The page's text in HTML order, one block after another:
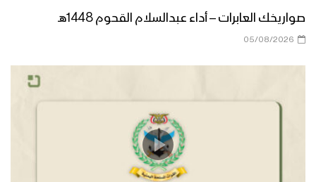
صواريخك العابرات – أداء عبدالسلام القحوم 1448هـ
05/08/2026